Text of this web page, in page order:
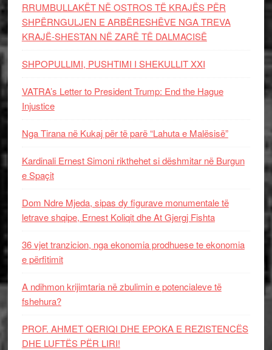
RRUMBULLAKËT NË OSTROS TË KRAJËS PËR
SHPËRNGULJEN E ARBËRESHËVE NGA TREVA
KRAJË-SHESTAN NË ZARË TË DALMACISË
SHPOPULLIMI, PUSHTIMI I SHEKULLIT XXI
VATRA’s Letter to President Trump: End the Hague
Injustice
Nga Tirana në Kukaj për të parë “Lahuta e Malësisë”
Kardinali Ernest Simoni rikthehet si dëshmitar në Burgun
e Spaçit
Dom Ndre Mjeda, sipas dy figurave monumentale të
letrave shqipe, Ernest Koliqit dhe At Gjergj Fishta
36 vjet tranzicion, nga ekonomia prodhuese te ekonomia
e përfitimit
A ndihmon krijimtaria në zbulimin e potencialeve të
fshehura?
PROF. AHMET QERIQI DHE EPOKA E REZISTENCЁS
DHE LUFTЁS PЁR LIRI!